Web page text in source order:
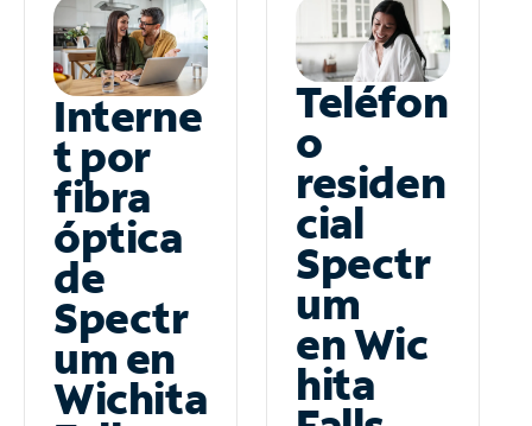
Interne
t por
fibra
óptica
de
Spectr
um en
Wichita
Teléfon
o
residen
cial
Spectr
um
en Wic
hita